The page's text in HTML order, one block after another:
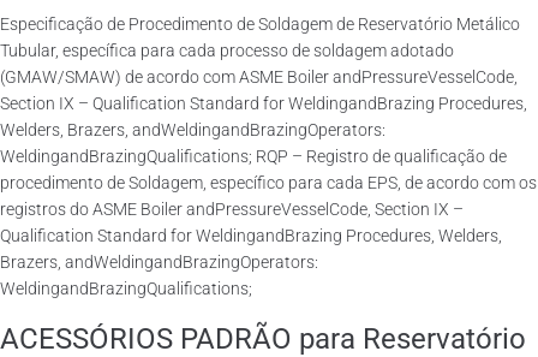
Especificação de Procedimento de Soldagem de Reservatório Metálico
Tubular, específica para cada processo de soldagem adotado
(GMAW/SMAW) de acordo com ASME Boiler andPressureVesselCode,
Section IX – Qualification Standard for WeldingandBrazing Procedures,
Welders, Brazers, andWeldingandBrazingOperators:
WeldingandBrazingQualifications; RQP – Registro de qualificação de
procedimento de Soldagem, específico para cada EPS, de acordo com os
registros do ASME Boiler andPressureVesselCode, Section IX –
Qualification Standard for WeldingandBrazing Procedures, Welders,
Brazers, andWeldingandBrazingOperators:
WeldingandBrazingQualifications;
ACESSÓRIOS PADRÃO para Reservatório